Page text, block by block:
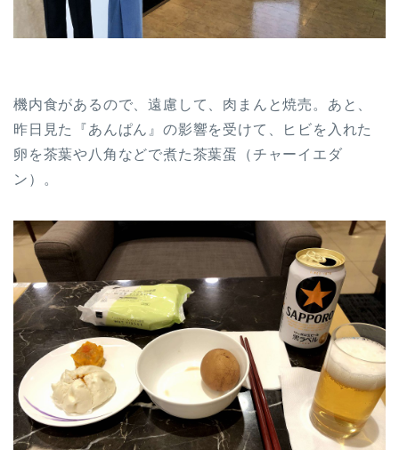
機内食があるので、遠慮して、肉まんと焼売。あと、
昨日見た『あんぱん』の影響を受けて、ヒビを入れた
卵を茶葉や八角などで煮た茶葉蛋（チャーイエダ
ン）。